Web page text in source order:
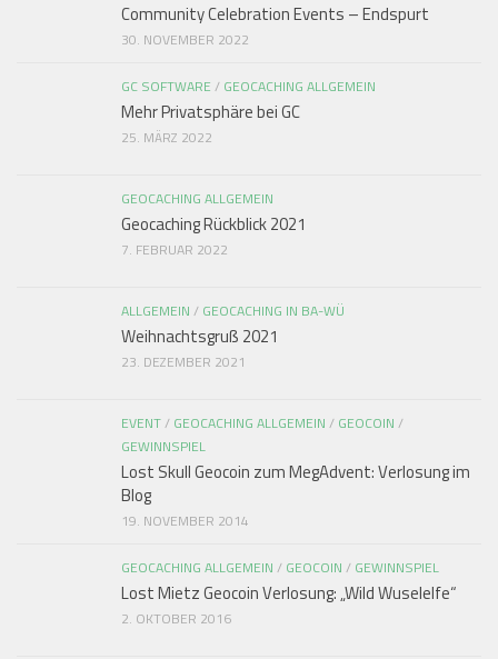
Community Celebration Events – Endspurt
30. NOVEMBER 2022
GC SOFTWARE / GEOCACHING ALLGEMEIN
Mehr Privatsphäre bei GC
25. MÄRZ 2022
GEOCACHING ALLGEMEIN
Geocaching Rückblick 2021
7. FEBRUAR 2022
ALLGEMEIN / GEOCACHING IN BA-WÜ
Weihnachtsgruß 2021
23. DEZEMBER 2021
EVENT/ GEOCACHING ALLGEMEIN / GEOCOIN /
GEWINNSPIEL
Lost Skull Geocoin zum MegAdvent: Verlosung im
Blog
19. NOVEMBER 2014
GEOCACHING ALLGEMEIN / GEOCOIN / GEWINNSPIEL
Lost Mietz Geocoin Verlosung: „Wild Wuselelfe“
2. OKTOBER 2016